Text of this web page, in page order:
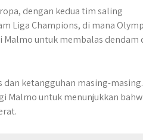
dengan kedua tim saling
Liga Champions, di mana
untuk membalas dendam
ketangguhan masing-masing.
Malmo untuk menunjukkan